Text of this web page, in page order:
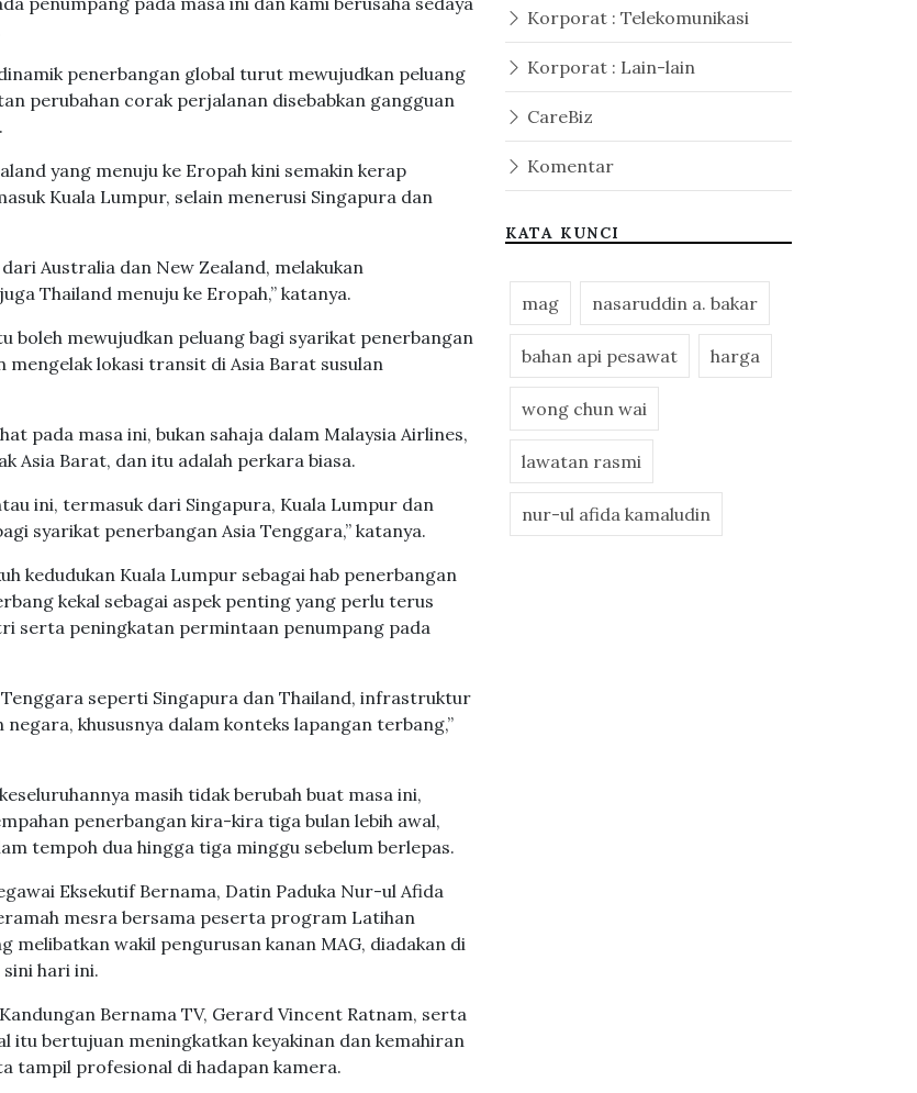
penerbangan global turut mewujudkan peluang
perubahan corak perjalanan disebabkan gangguan
yang menuju ke Eropah kini semakin kerap
Kuala Lumpur, selain menerusi Singapura dan
Australia dan New Zealand, melakukan
Thailand menuju ke Eropah,” katanya.
boleh mewujudkan peluang bagi syarikat penerbangan
lokasi transit di Asia Barat susulan
pada masa ini, bukan sahaja dalam Malaysia Airlines,
Asia Barat, dan itu adalah perkara biasa.
ini, termasuk dari Singapura, Kuala Lumpur dan
syarikat penerbangan Asia Tenggara,” katanya.
kedudukan Kuala Lumpur sebagai hab penerbangan
kekal sebagai aspek penting yang perlu terus
serta peningkatan permintaan penumpang pada
seperti Singapura dan Thailand, infrastruktur
khususnya dalam konteks lapangan terbang,”
masih tidak berubah buat masa ini,
penerbangan kira-kira tiga bulan lebih awal,
tempoh dua hingga tiga minggu sebelum berlepas.
Eksekutif Bernama, Datin Paduka Nur-ul Afida
mesra bersama peserta program Latihan
melibatkan wakil pengurusan kanan MAG, diadakan di
hari ini.
Bernama TV, Gerard Vincent Ratnam, serta
itu bertujuan meningkatkan keyakinan dan kemahiran
tampil profesional di hadapan kamera.
Korporat : Telekomunikasi
Korporat : Lain-lain
CareBiz
Komentar
KATA KUNCI
mag nasaruddin a. bakar
bahan api pesawat harga
wong chun wai
lawatan rasmi
nur-ul afida kamaludin